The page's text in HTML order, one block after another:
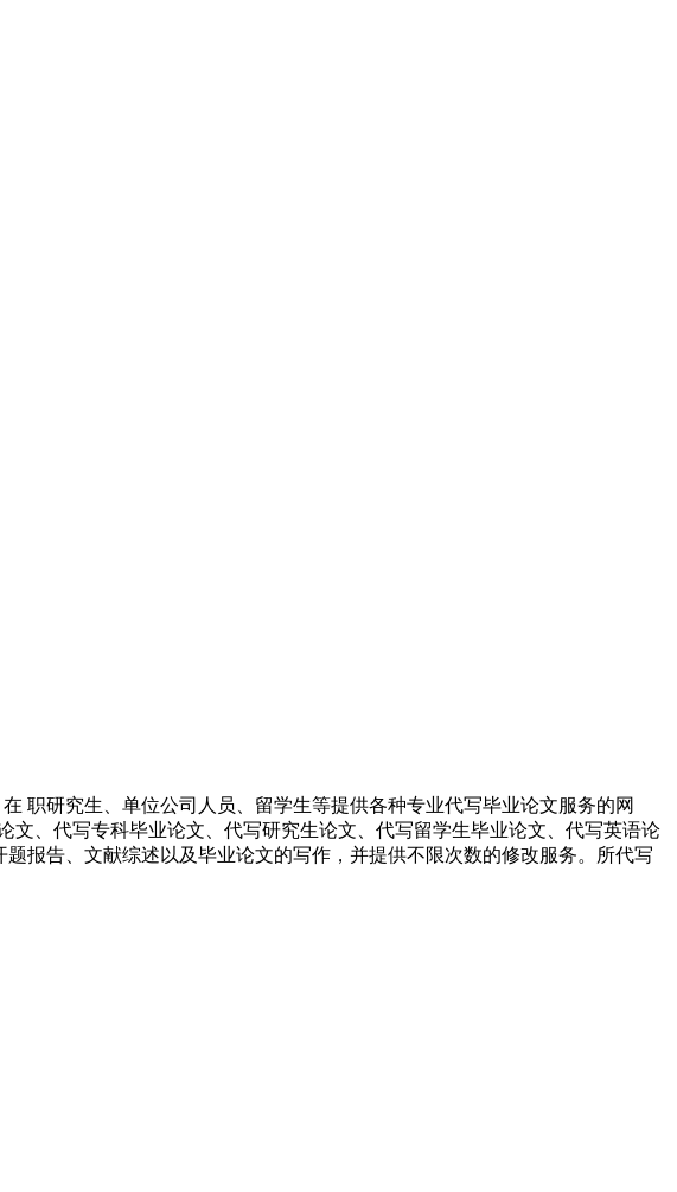
职研究生、单位公司人员、留学生等提供各种专业代写毕业论文服务的网
、代写专科毕业论文、代写研究生论文、代写留学生毕业论文、代写英语论
报告、文献综述以及毕业论文的写作，并提供不限次数的修改服务。所代写